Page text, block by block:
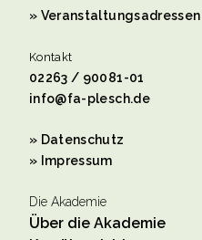
» Veranstaltungsadressen
Kontakt
02263 / 90081-01
info@fa-plesch.de
» Datenschutz
» Impressum
Die Akademie
Über die Akademie